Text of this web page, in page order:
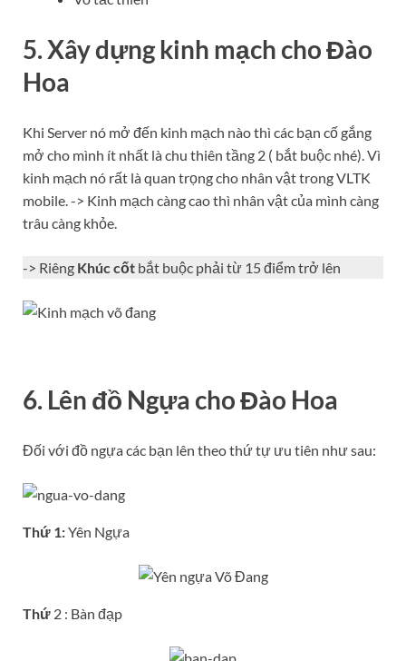
5. Xây dựng kinh mạch cho Đào
Hoa
Khi Server nó mở đến kinh mạch nào thì các bạn cố gắng
mở cho mình ít nhất là chu thiên tầng 2 ( bắt buộc nhé). Vì
kinh mạch nó rất là quan trọng cho nhân vật trong VLTK
mobile. -> Kinh mạch càng cao thì nhân vật của mình càng
trâu càng khỏe.
-> Riêng Khúc cốt bắt buộc phải từ 15 điểm trở lên
6. Lên đồ Ngựa cho Đào Hoa
Đối với đồ ngựa các bạn lên theo thứ tự ưu tiên như sau:
Thứ 1:Yên Ngựa
Thứ 2 : Bàn đạp